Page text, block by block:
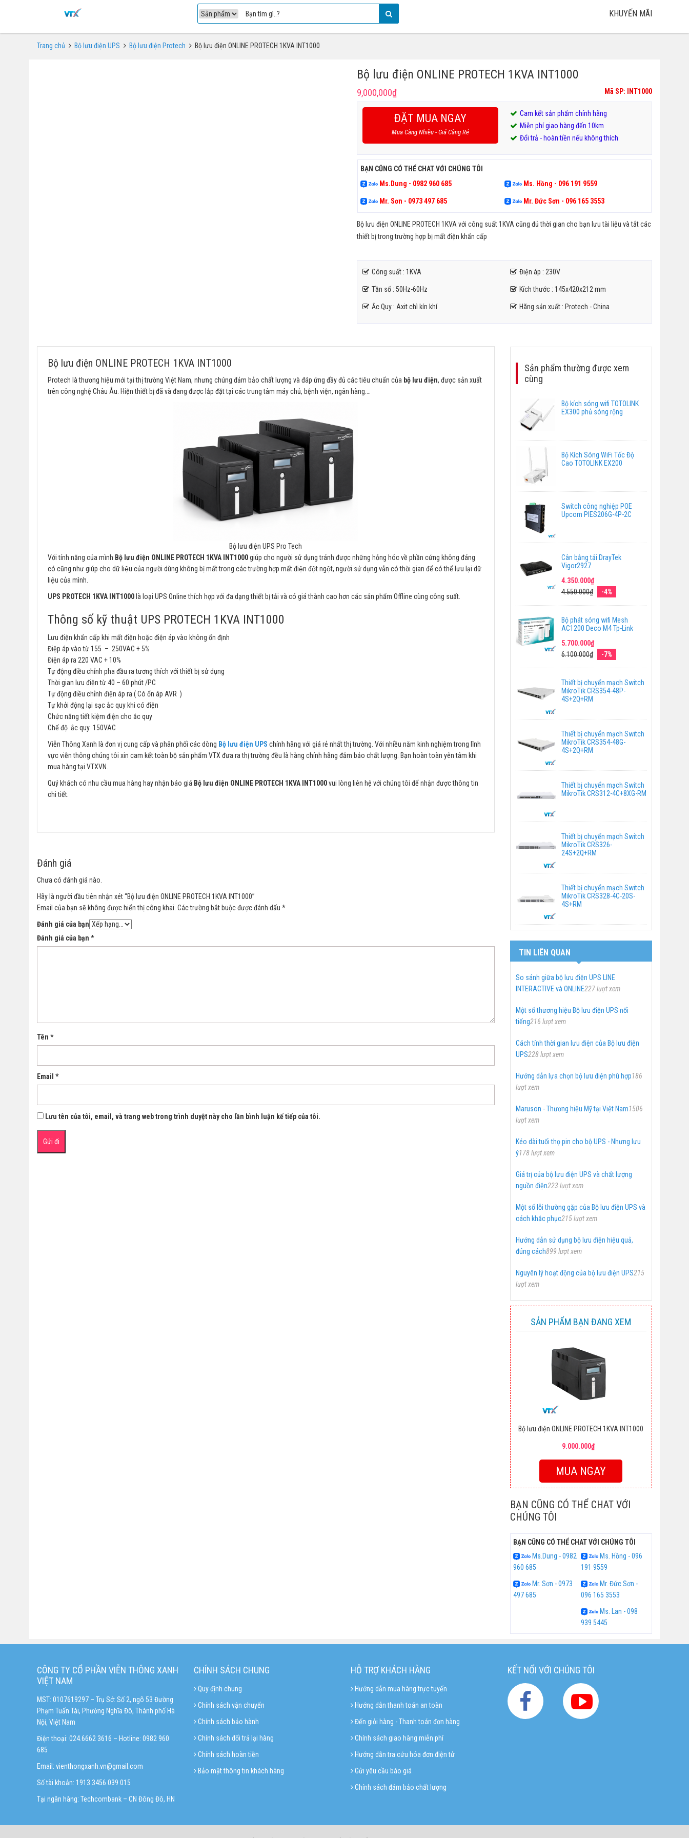
KHUYẾN MÃI
Trang chủ Bộ lưu điện UPS Bộ lưu điện Protech Bộ lưu điện ONLINE PROTECH 1KVA INT1000
Bộ lưu điện ONLINE PROTECH 1KVA INT1000
9,000,000₫ Mã SP: INT1000
ĐẶT MUA NGAY
Mua Càng Nhiều - Giá Càng Rẻ
Cam kết sản phẩm chính hãng
Miễn phí giao hàng đến 10km
Đổi trả - hoàn tiền nếu không thích
BẠN CŨNG CÓ THỂ CHAT VỚI CHÚNG TÔI
Ms.Dung - 0982 960 685
Ms. Hồng - 096 191 9559
Mr. Sơn - 0973 497 685 Mr. Đức Sơn - 096 165 3553
Bộ lưu điện ONLINE PROTECH 1KVA với công suất 1KVA cũng đủ thời gian cho bạn lưu tài liệu và tắt các
thiết bị trong trường hợp bị mất điện khẩn cấp
Công suất : 1KVA Điện áp : 230V
Tần số : 50Hz-60Hz Kích thước : 145x420x212 mm
Ắc Quy : Axit chì kín khí Hãng sản xuất : Protech - China
Bộ lưu điện ONLINE PROTECH 1KVA INT1000
Protech là thương hiệu mới tại thị trường Việt Nam, nhưng chúng đảm bảo chất lượng và đáp ứng đầy đủ các tiêu chuẩn của bộ lưu điện, được sản xuất
trên công nghệ Châu Âu. Hiện thiết bị đã và đang được lắp đặt tại các trung tâm máy chủ, bệnh viện, ngân hàng….
Bộ lưu điện UPS Pro Tech
Với tính năng của mình Bộ lưu điện ONLINE PROTECH 1KVA INT1000giúp cho người sử dụng tránh được những hỏng hóc về phần cứng không đáng
có cũng như giúp cho dữ liệu của người dùng không bị mất trong các trường hợp mất điện đột ngột, người sử dụng vẫn có thời gian để có thể lưu lại dữ
liệu của mình.
UPS PROTECH 1KVA INT1000 là loại UPS Online thích hợp với đa dạng thiết bị tải và có giá thành cao hơn các sản phẩm Offline cùng công suất.
Thông số kỹ thuật UPS PROTECH 1KVA INT1000
Lưu điện khẩn cấp khi mất điện hoặc điện áp vào không ổn định
Điệp áp vào từ 155 – 250VAC + 5%
Điện áp ra 220 VAC + 10%
Tự động điều chỉnh pha đầu ra tương thích với thiết bị sử dụng
Thời gian lưu điện từ 40 – 60 phút /PC
Tự động điều chỉnh điện áp ra ( Có ổn áp AVR )
Tự khởi động lại sạc ắc quy khi có điện
Chức năng tiết kiệm điện cho ắc quy
Chế độ ắc quy 150VAC
Viễn Thông Xanh là đơn vị cung cấp và phân phối các dòng Bộ lưu điện UPS chính hãng với giá rẻ nhất thị trường. Với nhiều năm kinh nghiệm trong lĩnh
vực viễn thông chúng tôi xin cam kết toàn bộ sản phẩm VTX đưa ra thị trường đều là hàng chính hãng đảm bảo chất lượng. Bạn hoàn toàn yên tâm khi
mua hàng tại VTXVN.
Quý khách có nhu cầu mua hàng hay nhận báo giá Bộ lưu điện ONLINE PROTECH 1KVA INT1000vui lòng liên hệ với chúng tôi để nhận được thông tin
chi tiết.
Đánh giá
Chưa có đánh giá nào.
Hãy là người đầu tiên nhận xét “Bộ lưu điện ONLINE PROTECH 1KVA INT1000”
Email của bạn sẽ không được hiển thị công khai. Các trường bắt buộc được đánh dấu *
Đánh giá của bạn
Đánh giá của bạn *
Tên *
Email *
Lưu tên của tôi, email, và trang web trong trình duyệt này cho lần bình luận kế tiếp của tôi.
Sản phẩm thường được xem
cùng
Bộ kích sóng wifi TOTOLINK
EX300 phủ sóng rộng
Bộ Kích Sóng WiFi Tốc Độ
Cao TOTOLINK EX200
Switch công nghiệp POE
Upcom PIES206G-4P-2C
Cân bằng tải DrayTek
Vigor2927
4.350.000₫
4.550.000₫
-4%
Bộ phát sóng wifi Mesh
AC1200 Deco M4 Tp-Link
5.700.000₫
6.100.000₫
-7%
Thiết bị chuyển mạch Switch
MikroTik CRS354-48P-
4S+2Q+RM
Thiết bị chuyển mạch Switch
MikroTik CRS354-48G-
4S+2Q+RM
Thiết bị chuyển mạch Switch
MikroTik CRS312-4C+8XG-RM
Thiết bị chuyển mạch Switch
MikroTik CRS326-
24S+2Q+RM
Thiết bị chuyển mạch Switch
MikroTik CRS328-4C-20S-
4S+RM
TIN LIÊN QUAN
So sánh giữa bộ lưu điện UPS LINE
INTERACTIVE và ONLINE227 lượt xem
Một số thương hiệu Bộ lưu điện UPS nổi
tiếng216 lượt xem
Cách tính thời gian lưu điện của Bộ lưu điện
UPS228 lượt xem
Hướng dẫn lựa chọn bộ lưu điện phù hợp186
lượt xem
Maruson - Thương hiệu Mỹ tại Việt Nam1506
lượt xem
Kéo dài tuổi thọ pin cho bộ UPS - Nhưng lưu
ý178 lượt xem
Giá trị của bộ lưu điện UPS và chất lượng
nguồn điện223 lượt xem
Một số lỗi thường gặp của Bộ lưu điện UPS và
cách khắc phục215 lượt xem
Hướng dẫn sử dụng bộ lưu điện hiệu quả,
đúng cách899 lượt xem
Nguyên lý hoạt động của bộ lưu điện UPS215
lượt xem
SẢN PHẨM BẠN ĐANG XEM
Bộ lưu điện ONLINE PROTECH 1KVA INT1000
9.000.000₫
MUA NGAY
BẠN CŨNG CÓ THỂ CHAT VỚI
CHÚNG TÔI
BẠN CŨNG CÓ THỂ CHAT VỚI CHÚNG TÔI
Ms.Dung - 0982
960 685
Ms. Hồng - 096
191 9559
Mr. Sơn - 0973
497 685
Mr. Đức Sơn -
096 165 3553
Ms. Lan - 098
939 5445
CÔNG TY CỔ PHẦN VIỄN THÔNG XANH
VIỆT NAM
MST: 0107619297 – Trụ Sở: Số 2, ngõ 53 Đường
Phạm Tuấn Tài, Phường Nghĩa Đô, Thành phố Hà
Nội, Việt Nam
Điện thoại: 024.6662 3616 – Hotline: 0982 960
685
Email: vienthongxanh.vn@gmail.com
Số tài khoản: 1913 3456 039 015
Tại ngân hàng: Techcombank – CN Đông Đô, HN
CHÍNH SÁCH CHUNG
Quy định chung
Chính sách vận chuyển
Chính sách bảo hành
Chính sách đổi trả lại hàng
Chính sách hoàn tiền
Bảo mật thông tin khách hàng
HỖ TRỢ KHÁCH HÀNG
Hướng dẫn mua hàng trực tuyến
Hướng dẫn thanh toán an toàn
Đến giỏi hàng - Thanh toán đơn hàng
Chính sách giao hàng miễn phí
Hướng dẫn tra cứu hóa đơn điện tử
Gửi yêu cầu báo giá
Chính sách đảm bảo chất lượng
KẾT NỐI VỚI CHÚNG TÔI